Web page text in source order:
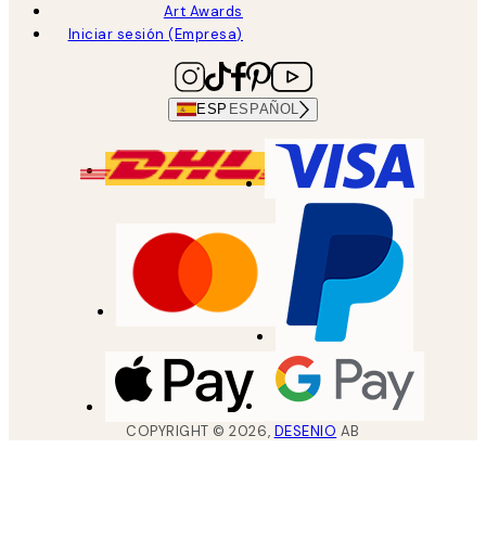
Art Awards
Iniciar sesión (Empresa)
ESP ESPAÑOL
COPYRIGHT ©2026, DESENIO AB